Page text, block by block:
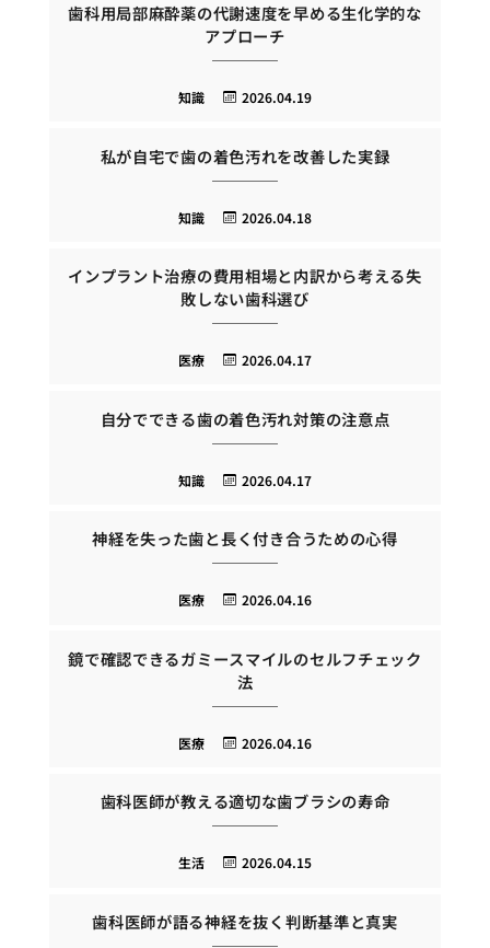
歯科用局部麻酔薬の代謝速度を早める生化学的な
アプローチ
2026.04.19
知識
私が自宅で歯の着色汚れを改善した実録
2026.04.18
知識
インプラント治療の費用相場と内訳から考える失
敗しない歯科選び
2026.04.17
医療
自分でできる歯の着色汚れ対策の注意点
2026.04.17
知識
神経を失った歯と長く付き合うための心得
2026.04.16
医療
鏡で確認できるガミースマイルのセルフチェック
法
2026.04.16
医療
歯科医師が教える適切な歯ブラシの寿命
2026.04.15
生活
歯科医師が語る神経を抜く判断基準と真実